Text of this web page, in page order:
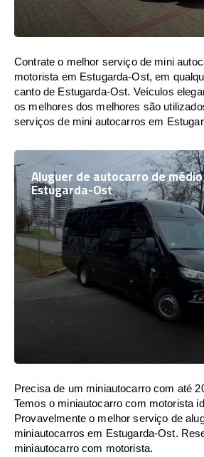
Contrate o melhor serviço de mini
motorista em Estugarda-Ost, em
canto de Estugarda-Ost. Veículos
os melhores dos melhores são
serviços de mini autocarros em
Aluguer de autocarro de
Estugarda-Ost
Precisa de um miniautocarro com até
Temos o miniautocarro com motorista
Provavelmente o melhor serviço de
miniautocarros em Estugarda-Ost.
miniautocarro com motorista.